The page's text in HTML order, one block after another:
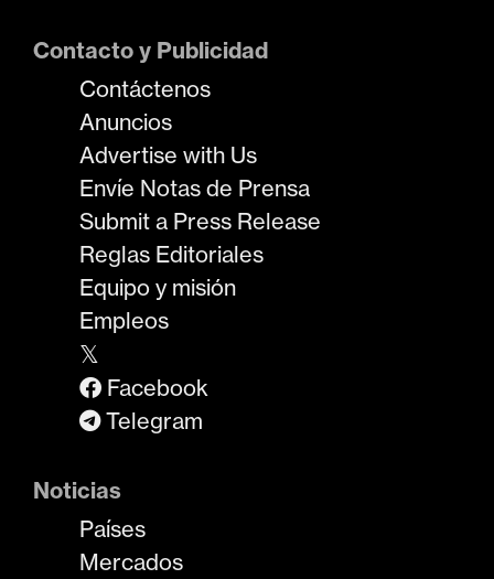
Contacto y Publicidad
Contáctenos
Anuncios
Advertise with Us
Envíe Notas de Prensa
Submit a Press Release
Reglas Editoriales
Equipo y misión
Empleos
𝕏
Facebook
Telegram
Noticias
Países
Mercados